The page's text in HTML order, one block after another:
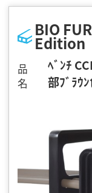
BIO
Edition
品
名
ﾍﾞﾝﾁ
部ﾌﾞﾗｳﾝ